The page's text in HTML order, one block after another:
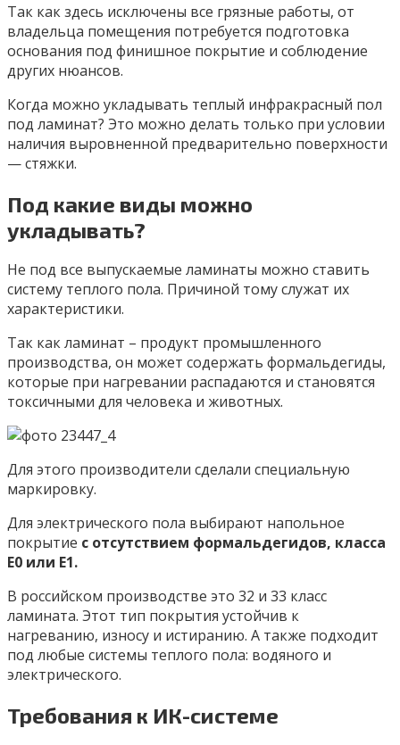
Так как здесь исключены все грязные работы, от
владельца помещения потребуется подготовка
основания под финишное покрытие и соблюдение
других нюансов.
Когда можно укладывать теплый инфракрасный пол
под ламинат? Это можно делать только при условии
наличия выровненной предварительно поверхности
— стяжки.
Под какие виды можно
укладывать?
Не под все выпускаемые ламинаты можно ставить
систему теплого пола. Причиной тому служат их
характеристики.
Так как ламинат – продукт промышленного
производства, он может содержать формальдегиды,
которые при нагревании распадаются и становятся
токсичными для человека и животных.
Для этого производители сделали специальную
маркировку.
Для электрического пола выбирают напольное
покрытие с отсутствием формальдегидов, класса
Е0 или Е1.
В российском производстве это 32 и 33 класс
ламината. Этот тип покрытия устойчив к
нагреванию, износу и истиранию. А также подходит
под любые системы теплого пола: водяного и
электрического.
Требования к ИК-системе